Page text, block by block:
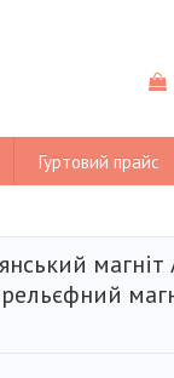
Гуртовий прайс
магніт